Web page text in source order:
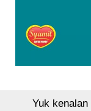
Yuk